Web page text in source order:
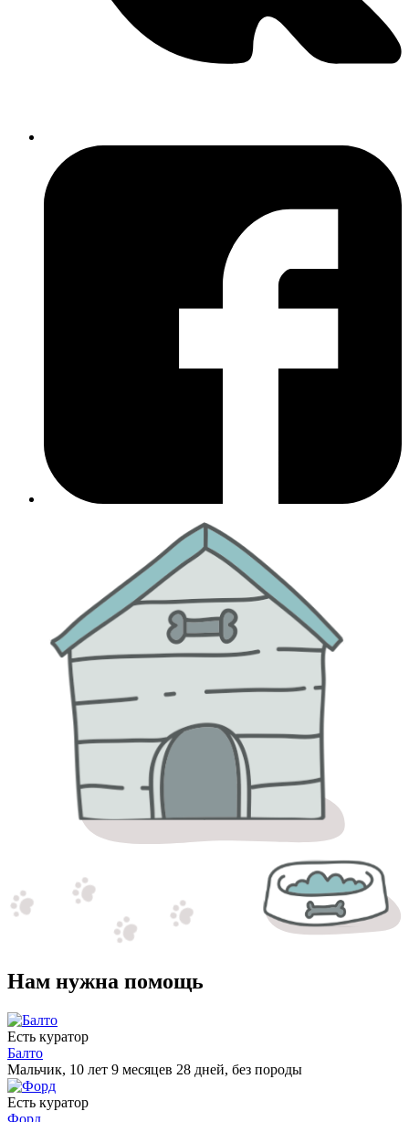
Нам нужна помощь
Есть куратор
Балто
Мальчик, 10 лет 9 месяцев 28 дней, без породы
Есть куратор